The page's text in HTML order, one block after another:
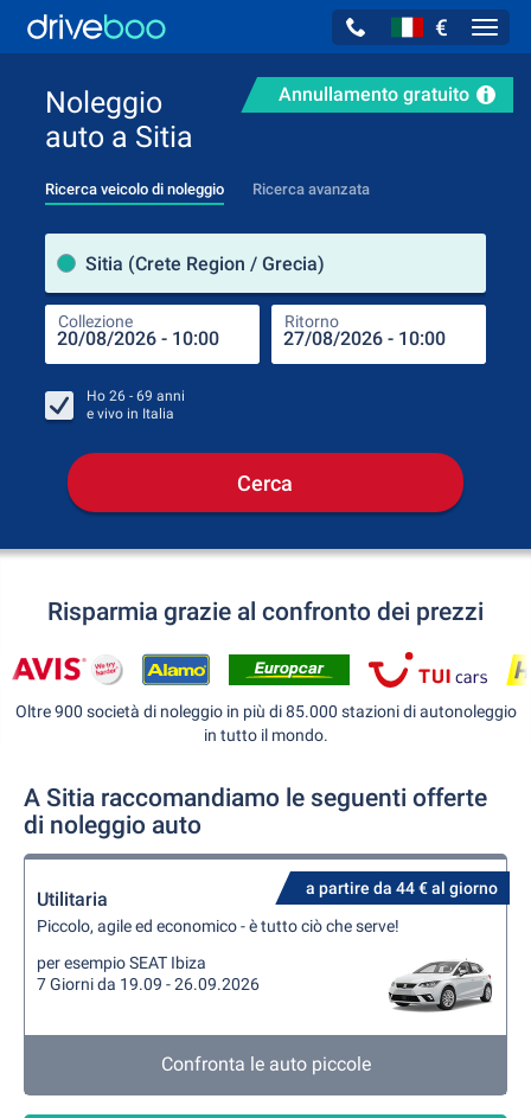
€
Annullamento gratuito
Noleggio
auto a Sitia
Ricerca veicolo di noleggio Ricerca avanzata
Sitia (Crete Region / Grecia)
Collezione Ritorno
Ho 26 - 69 anni
e vivo in Italia
Cerca
Risparmia grazie al confronto dei prezzi
Oltre 900 società di noleggio in più di 85.000 stazioni di autonoleggio
in tutto il mondo.
A Sitia raccomandiamo le seguenti offerte
di noleggio auto
a partire da 44 € al giorno
Utilitaria
Piccolo, agile ed economico - è tutto ciò che serve!
per esempio SEAT Ibiza
7 Giorni da 19.09 - 26.09.2026
Confronta le auto piccole